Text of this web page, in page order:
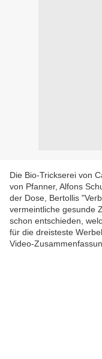
Die Bio-Trickserei von
von Pfanner, Alfons
der Dose, Bertollis
vermeintliche gesunde
schon entschieden,
für die dreisteste
Video-